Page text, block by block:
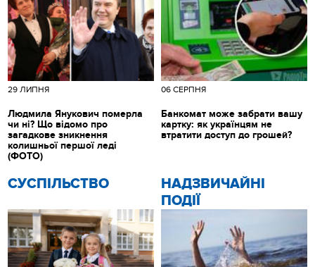
CУСПІЛЬСТВО
НАДЗВИЧАЙНІ
ПОДІЇ
29 ЛИПНЯ
Людмила Янукович померла
чи ні? Що відомо про
загадкове зникнення
колишньої першої леді
(ФОТО)
06 СЕРПНЯ
Банкомат може забрати вашу
картку: як українцям не
втратити доступ до грошей?